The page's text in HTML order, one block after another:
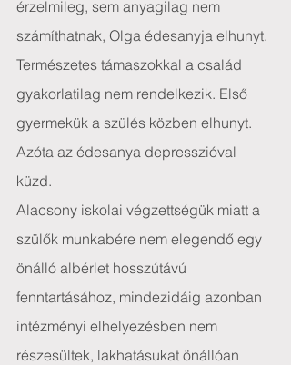
érzelmileg, sem anyagilag nem
számíthatnak, Olga édesanyja elhunyt.
Természetes támaszokkal a család
gyakorlatilag nem rendelkezik. Első
gyermekük a szülés közben elhunyt.
Azóta az édesanya depresszióval
küzd.
Alacsony iskolai végzettségük miatt a
szülők munkabére nem elegendő egy
önálló albérlet hosszútávú
fenntartásához, mindezidáig azonban
intézményi elhelyezésben nem
részesültek, lakhatásukat önállóan